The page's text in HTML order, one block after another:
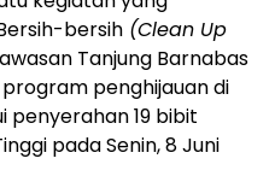
bersih (Clean Up
Tanjung Barnabas
penghijauan di
penyerahan 19 bibit
pada Senin, 8 Juni